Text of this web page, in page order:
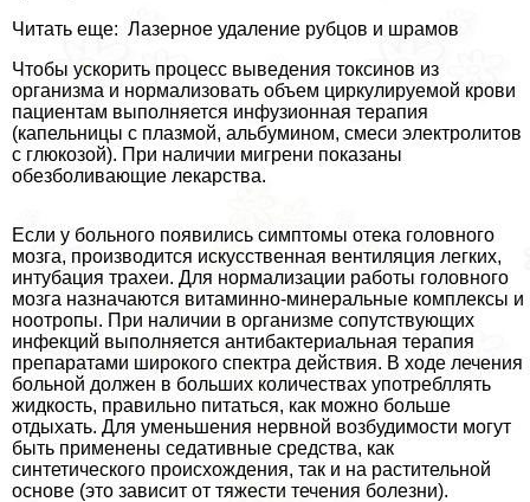
Читать еще: Лазерное удаление рубцов и шрамов
Чтобы ускорить процесс выведения токсинов из
организма и нормализовать объем циркулируемой крови
пациентам выполняется инфузионная терапия
(капельницы с плазмой, альбумином, смеси электролитов
с глюкозой). При наличии мигрени показаны
обезболивающие лекарства.
Если у больного появились симптомы отека головного
мозга, производится искусственная вентиляция легких,
интубация трахеи. Для нормализации работы головного
мозга назначаются витаминно-минеральные комплексы и
ноотропы. При наличии в организме сопутствующих
инфекций выполняется антибактериальная терапия
препаратами широкого спектра действия. В ходе лечения
больной должен в больших количествах употрeбллять
жидкость, правильно питаться, как можно больше
отдыхать. Для уменьшения нервной возбудимости могут
быть применены седативные средства, как
синтетического происхождения, так и на растительной
основе (это зависит от тяжести течения болезни).